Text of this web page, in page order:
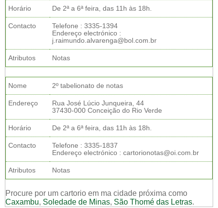
Horário De 2ª a 6ª feira, das 11h às 18h.
Contacto
Telefone : 3335-1394
Endereço electrónico :
j.raimundo.alvarenga@bol.com.br
Atributos Notas
Nome 2º tabelionato de notas
Endereço
Rua José Lúcio Junqueira, 44
37430-000 Conceição do Rio Verde
Horário De 2ª a 6ª feira, das 11h às 18h.
Contacto
Telefone : 3335-1837
Endereço electrónico : cartorionotas@oi.com.br
Atributos Notas
Procure por um cartorio em ma cidade próxima como
Caxambu, Soledade de Minas, São Thomé das Letras.